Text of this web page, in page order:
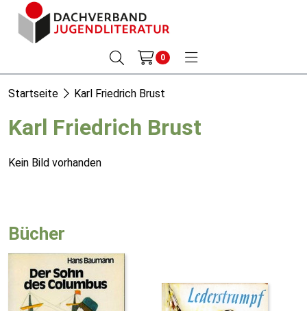
0
Startseite Karl Friedrich Brust
Karl Friedrich Brust
Kein Bild vorhanden
Bücher